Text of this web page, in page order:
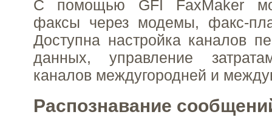
С помощью GFI FaxMaker
факсы через модемы, факс-
Доступна настройка каналов
данных, управление
каналов междугородней и
Распознавание